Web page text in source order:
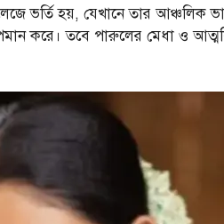
ভর্তি হয়, যেখানে তার আঞ্চলিক
করে। তবে পারুলের মেধা ও